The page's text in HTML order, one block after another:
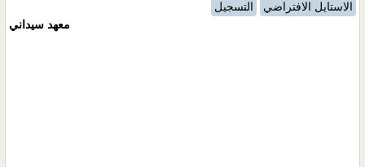
الاستايل الافتراضي
التسجيل
معهد سيداني